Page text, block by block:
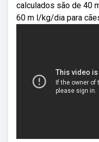
calculados são de 40
60 m l/kg/dia para